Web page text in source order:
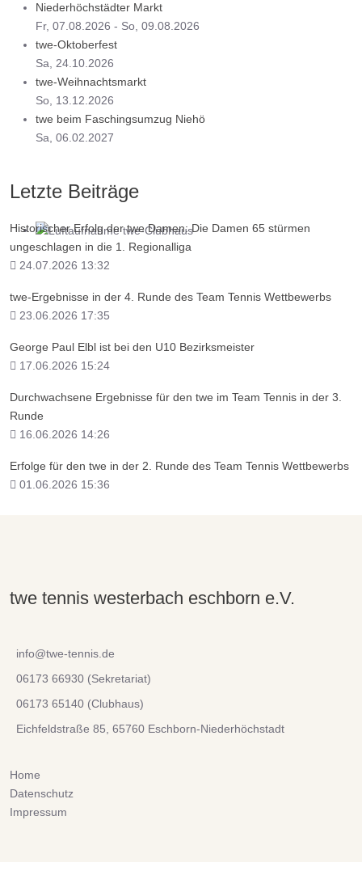
... wo Tennis einfach Spaß macht!
Niederhöchstädter Markt
Fr, 07.08.2026 - So, 09.08.2026
twe-Oktoberfest
Sa, 24.10.2026
twe-Weihnachtsmarkt
So, 13.12.2026
twe beim Faschingsumzug Niehö
Sa, 06.02.2027
Letzte Beiträge
Historischer Erfolg der twe Damen: Die Damen 65 stürmen
ungeschlagen in die 1. Regionalliga
24.07.2026 13:32
twe-Ergebnisse in der 4. Runde des Team Tennis Wettbewerbs
23.06.2026 17:35
George Paul Elbl ist bei den U10 Bezirksmeister
17.06.2026 15:24
Durchwachsene Ergebnisse für den twe im Team Tennis in der 3.
Runde
16.06.2026 14:26
Erfolge für den twe in der 2. Runde des Team Tennis Wettbewerbs
01.06.2026 15:36
twe tennis westerbach eschborn e.V.
info@twe-tennis.de
06173 66930 (Sekretariat)
06173 65140 (Clubhaus)
Eichfeldstraße 85, 65760 Eschborn-Niederhöchstadt
Home
Datenschutz
Impressum